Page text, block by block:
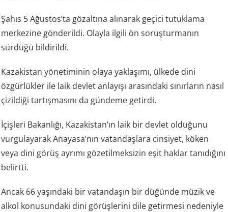
Şahıs 5 Ağustos’ta gözaltına alınarak geçici tutuklama
merkezine gönderildi. Olayla ilgili ön soruşturmanın
sürdüğü bildirildi.
Kazakistan yönetiminin olaya yaklaşımı, ülkede dini
özgürlükler ile laik devlet anlayışı arasındaki sınırların nasıl
çizildiği tartışmasını da gündeme getirdi.
İçişleri Bakanlığı, Kazakistan’ın laik bir devlet olduğunu
vurgulayarak Anayasa’nın vatandaşlara cinsiyet, köken
veya dini görüş ayrımı gözetilmeksizin eşit haklar tanıdığını
belirtti.
Ancak 66 yaşındaki bir vatandaşın bir düğünde müzik ve
alkol konusundaki dini görüşlerini dile getirmesi nedeniyle